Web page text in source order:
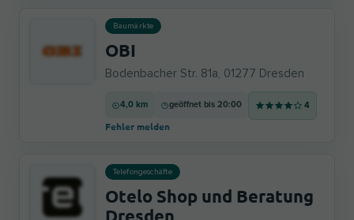
Baumärkte
OBI
Bodenbacher Str. 81a, 01277 Dresden
4,0 km geöffnet bis 20:00 4
Fehler melden
Telefongeschäfte
Otelo Shop und Beratung